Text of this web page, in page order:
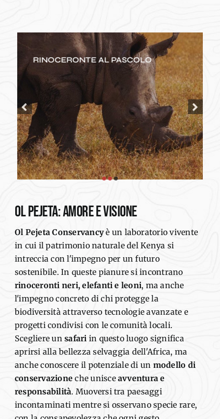
RINOCERONTE AL PASCOLO
OlPejeta: amore evisione
Ol Pejeta Conservancyè un laboratorio vivente
in cui il patrimonio naturale del Kenya si
intreccia con l'impegno per un futuro
sostenibile. In queste pianure si incontrano
rinoceronti neri, elefanti e leoni, ma anche
l'impegno concreto di chi protegge la
biodiversità attraverso tecnologie avanzate e
progetti condivisi con le comunità locali.
Scegliere unsafari in questo luogo significa
aprirsi alla bellezza selvaggia dell'Africa, ma
ancheconoscere il potenzialedi un modello di
conservazione che unisce avventura e
responsabilità. Muoversi tra paesaggi
incontaminati mentre si osservano specie rare,